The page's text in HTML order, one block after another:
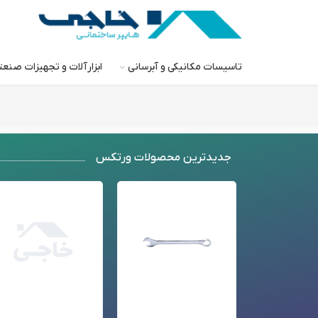
تاسیسات مکانیکی و آبرسانی ابزارآلات و تجهیزات
جدید‌ترین محصولات ورتکس